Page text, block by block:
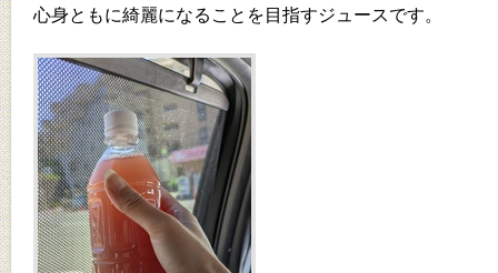
心身ともに綺麗になることを目指すジュースです。